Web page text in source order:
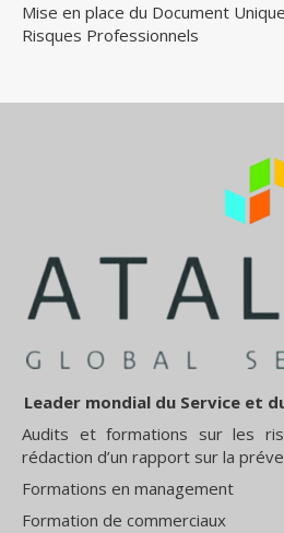
Mise en place du Document
Risques Professionnels
Leader mondial du Service et
Audits et formations sur les
rédaction d’un rapport sur la
Formations en management
Formation de commerciaux